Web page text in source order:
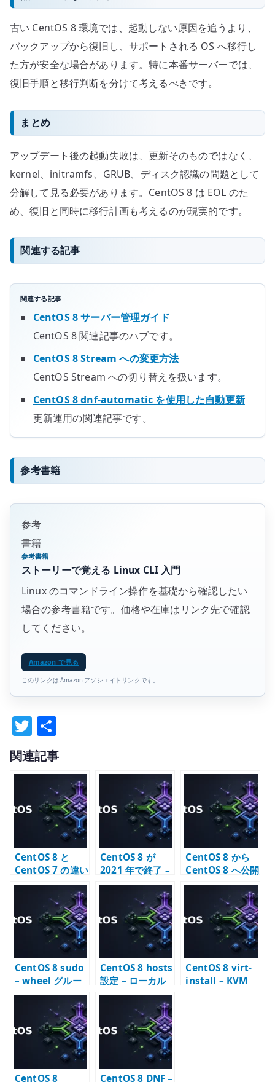
古い CentOS 8 環境では、起動しない原因を追うより、
バックアップから復旧し、サポートされる OS へ移行し
た方が安全な場合があります。特に本番サーバーでは、
復旧手順と移行判断を分けて考えるべきです。
まとめ
アップデート後の起動失敗は、更新そのものではなく、
kernel、initramfs、GRUB、ディスク認識の問題として
分解して見る必要があります。CentOS 8 は EOL のた
め、復旧と同時に移行計画も考えるのが現実的です。
関連する記事
関連する記事
CentOS 8 サーバー管理ガイド
CentOS 8 関連記事のハブです。
CentOS 8 Stream への変更方法
CentOS Stream への切り替えを扱います。
CentOS 8 dnf-automatic を使用した自動更新
更新運用の関連記事です。
参考書籍
参考
書籍
参考書籍
ストーリーで覚える Linux CLI 入門
Linux のコマンドライン操作を基礎から確認したい
場合の参考書籍です。価格や在庫はリンク先で確認
してください。
Amazon で見る
このリンクは Amazon アソシエイトリンクです。
T
w
it
te
r
有
関連記事
CentOS 8 と
CentOS 7 の違い
– 移行期に確認す
CentOS 8 が
2021 年で終了 –
CentOS Stream
への転換点
CentOS 8 から
CentOS 8 へ公開
鍵認証で SSH 接
CentOS 8 sudo
– wheel グルー
プと sudoers の
CentOS 8 hosts
設定 – ローカル
名前解決の基本
CentOS 8 virt-
install – KVM
CentOS 8
CentOS 8 DNF –